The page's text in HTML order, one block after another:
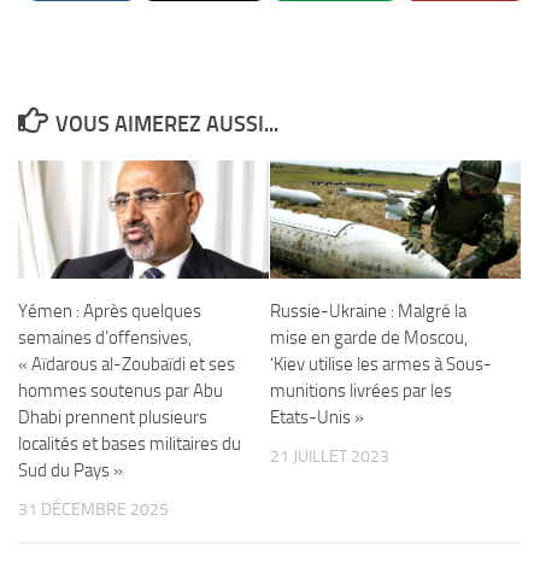
VOUS AIMEREZ AUSSI...
Yémen : Après quelques
semaines d’offensives,
« Aïdarous al-Zoubaïdi et ses
hommes soutenus par Abu
Dhabi prennent plusieurs
localités et bases militaires du
Sud du Pays »
31 DÉCEMBRE 2025
Russie-Ukraine : Malgré la
mise en garde de Moscou,
‘Kiev utilise les armes à Sous-
munitions livrées par les
Etats-Unis »
21 JUILLET 2023